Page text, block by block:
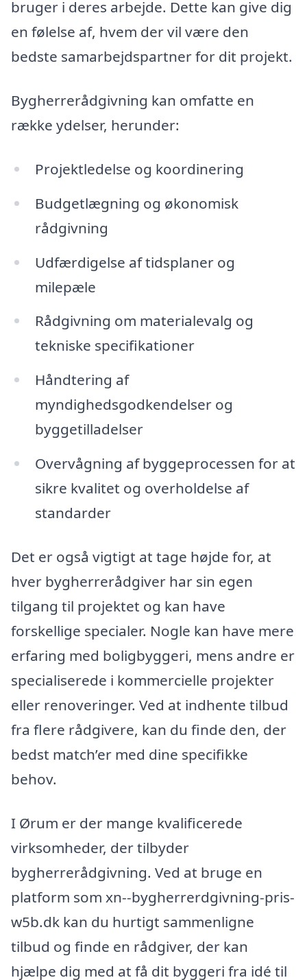
bruger i deres arbejde. Dette kan give dig
en følelse af, hvem der vil være den
bedste samarbejdspartner for dit projekt.
Bygherrerådgivning kan omfatte en
række ydelser, herunder:
Projektledelse og koordinering
Budgetlægning og økonomisk
rådgivning
Udfærdigelse af tidsplaner og
milepæle
Rådgivning om materialevalg og
tekniske specifikationer
Håndtering af
myndighedsgodkendelser og
byggetilladelser
Overvågning af byggeprocessen for at
sikre kvalitet og overholdelse af
standarder
Det er også vigtigt at tage højde for, at
hver bygherrerådgiver har sin egen
tilgang til projektet og kan have
forskellige specialer. Nogle kan have mere
erfaring med boligbyggeri, mens andre er
specialiserede i kommercielle projekter
eller renoveringer. Ved at indhente tilbud
fra flere rådgivere, kan du finde den, der
bedst match’er med dine specifikke
behov.
I Ørum er der mange kvalificerede
virksomheder, der tilbyder
bygherrerådgivning. Ved at bruge en
platform som xn--bygherrerdgivning-pris-
w5b.dk kan du hurtigt sammenligne
tilbud og finde en rådgiver, der kan
hjælpe dig med at få dit byggeri fra idé til